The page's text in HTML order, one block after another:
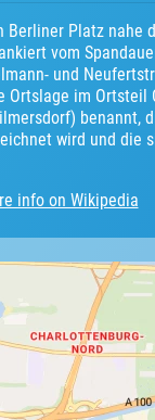
Berliner Platz nahe
vom
und
Ortslage im Ortsteil
benannt,
wird und die
info on Wikipedia